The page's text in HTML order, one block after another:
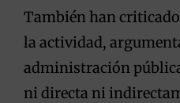
También han
la actividad,
administración
ni directa ni